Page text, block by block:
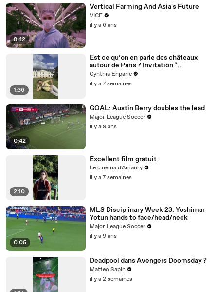
8:42
Vertical Farming And Asia's Future
VICE
il y a 6 ans
1:36
Est ce qu’on en parle des châteaux
autour de Paris ? Invitation *
@dolceversailles
Cynthia Enparle
il y a 7 semaines
0:42
GOAL: Austin Berry doubles the lead
Major League Soccer
il y a 9 ans
2:10
Excellent film gratuit
Le cinéma d'Amaury
il y a 7 semaines
0:05
MLS Disciplinary Week 23: Yoshimar
Yotun hands to face/head/neck
Major League Soccer
il y a 9 ans
Deadpool dans Avengers Doomsday ?
Matteo Sapin
il y a 2 semaines